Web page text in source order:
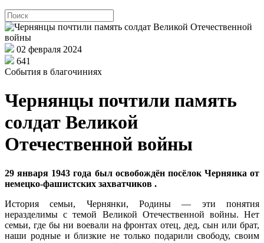
02 февраля 2024
641
События в благочиниях
Чернянцы почтили память
солдат Великой
Отечественной войны
29 января 1943 года был освобождён посёлок Чернянка от
немецко-фашистских захватчиков .
История семьи, Чернянки, Родины — эти понятия
неразделимы с темой Великой Отечественной войны. Нет
семьи, где бы ни воевали на фронтах отец, дед, сын или брат,
наши родные и близкие не только подарили свободу, своим